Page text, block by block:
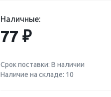
Наличные:
77 ₽
Срок поставки: В наличии
Наличие на складе: 10